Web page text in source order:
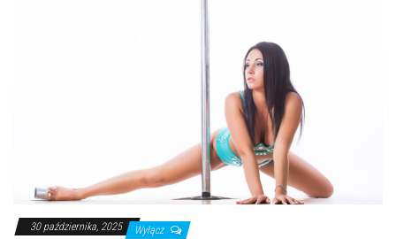
30 października, 2025 Wyłącz